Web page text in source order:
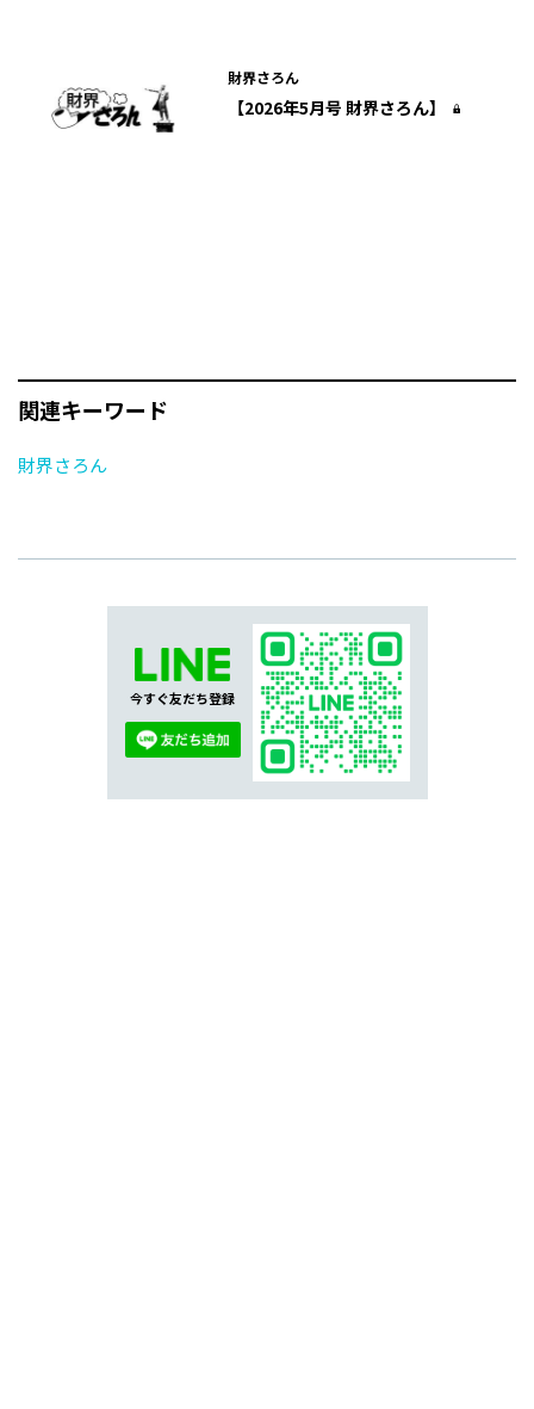
財界さろん
【2026年5月号 財界さろん】
関連キーワード
財界さろん
今すぐ友だち登録